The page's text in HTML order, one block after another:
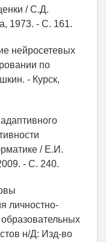
/ С.Д.
1973. - С. 161.
нейросетевых
по
- Курск,
/ Е.И.
- С. 240.
личностно-
н/Д: Изд-во